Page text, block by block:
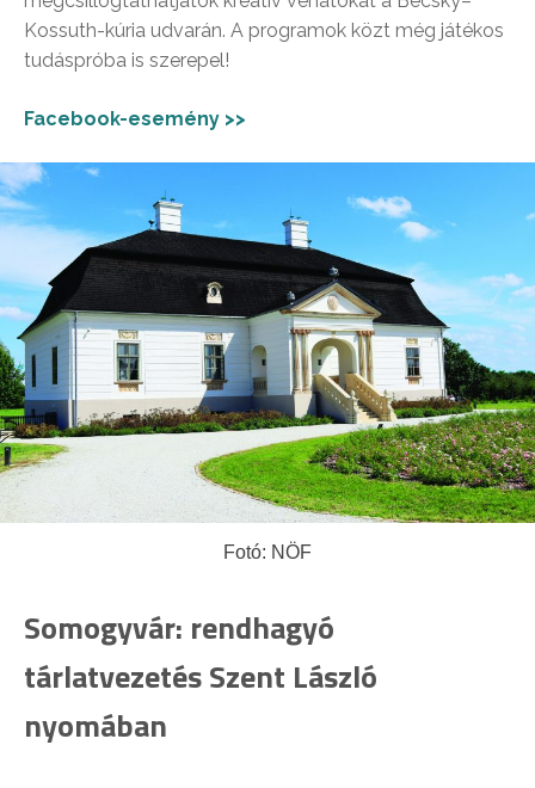
Kossuth-kúria udvarán. A programok közt még játékos
tudáspróba is szerepel!
Facebook-esemény >>
Fotó: NÖF
Somogyvár: rendhagyó
tárlatvezetés Szent László
nyomában